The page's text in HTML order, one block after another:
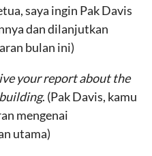
saya ingin Pak Davis
dan dilanjutkan
bulan ini)
your report about the
. (Pak Davis, kamu
mengenai
utama)